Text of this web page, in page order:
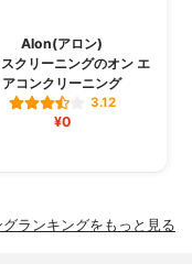
Alon(アロン)
クリーニングのオン エ
アコンクリーニング
3.12
¥0
ランキングをもっと見る